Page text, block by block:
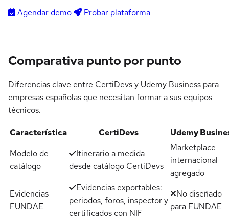
Agendar demo
Probar plataforma
Comparativa punto por punto
Diferencias clave entre CertiDevs y Udemy Business para
empresas españolas que necesitan formar a sus equipos
técnicos.
Característica CertiDevs
Udemy
Modelo de
catálogo
Itinerario a medida
desde catálogo CertiDevs
Marketplace
internacional
agregado
Evidencias
FUNDAE
Evidencias exportables:
periodos, foros, inspector y
certificados con NIF
No diseñado
para FUNDAE